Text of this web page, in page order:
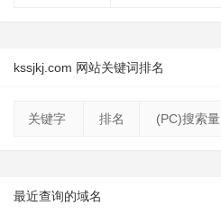
kssjkj.com 网站关键词排名
关键字 排名 (PC)搜索量
最近查询的域名